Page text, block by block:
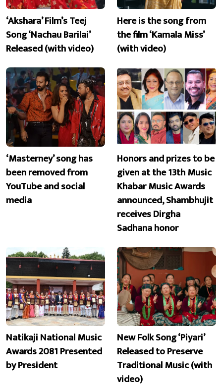
‘Akshara’ Film’s Teej
Song ‘Nachau Barilai’
Released (with video)
Here is the song from
the film ‘Kamala Miss’
(with video)
‘Masterney’ song has
been removed from
YouTube and social
media
Honors and prizes to be
given at the 13th Music
Khabar Music Awards
announced, Shambhujit
receives Dirgha
Sadhana honor
Natikaji National Music
Awards 2081 Presented
by President
New Folk Song ‘Piyari’
Released to Preserve
Traditional Music (with
video)